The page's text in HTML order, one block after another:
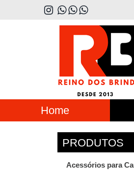
Home
Acessórios para